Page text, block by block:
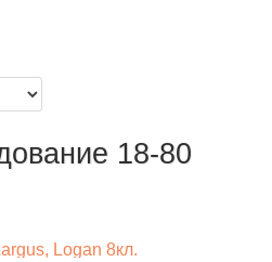
18-80
Logan 8кл.